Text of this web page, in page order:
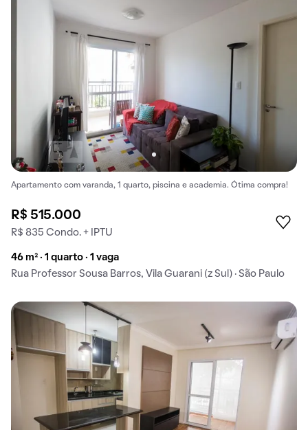
Apartamento com varanda, 1 quarto, piscina e academia. Ótima compra!
R$ 515.000
R$ 835 Condo. + IPTU
46 m² · 1 quarto · 1 vaga
Rua Professor Sousa Barros, Vila Guarani (z Sul) · São Paulo